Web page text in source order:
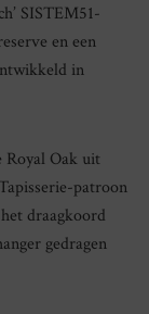
SISTEM51-
en een
in
Royal Oak uit
patroon
draagkoord
gedragen